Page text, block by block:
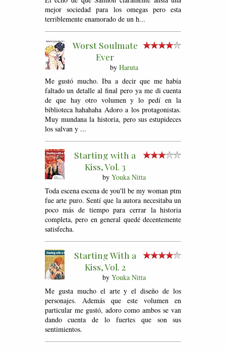
mejor sociedad para los omegas pero esta
terriblemente enamorado de un h...
Worst Soulmate
Ever
by Haruta
Me gustó mucho. Iba a decir que me había
faltado un detalle al final pero ya me di cuenta
de que hay otro volumen y lo pedí en la
biblioteca hahahaha Adoro a los protagonistas.
Muy mundana la historia, pero sus estupideces
los salvan y ...
Starting with a
Kiss, Vol. 3
by Youka Nitta
Toda escena escena de you'll be my woman ptm
fue arte puro. Sentí que la autora necesitaba un
poco más de tiempo para cerrar la historia
completa, pero en general quedé decentemente
satisfecha.
Starting With a
Kiss, Vol. 2
by Youka Nitta
Me gusta mucho el arte y el diseño de los
personajes. Además que este volumen en
particular me gustó, adoro como ambos se van
dando cuenta de lo fuertes que son sus
sentimientos.